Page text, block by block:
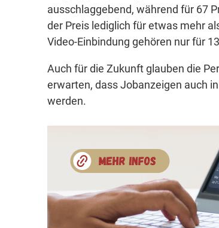
ausschlaggebend, während für 67
der Preis lediglich für etwas mehr
Video-Einbindung gehören nur für
Auch für die Zukunft glauben die
erwarten, dass Jobanzeigen auch
werden.